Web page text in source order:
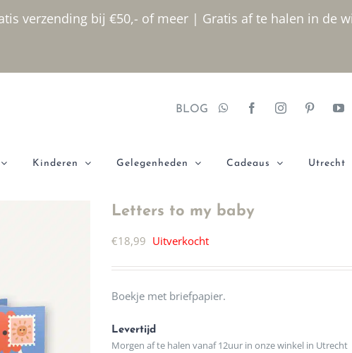
verzending bij €50,- of meer | Gratis af te halen in de
BLOG
Kinderen Gelegenheden Cadeaus Utrecht
Letters to my baby
€18,99 Uitverkocht
Boekje met briefpapier.
Levertijd
Morgen af te halen vanaf 12uur in onze winkel in Utrecht